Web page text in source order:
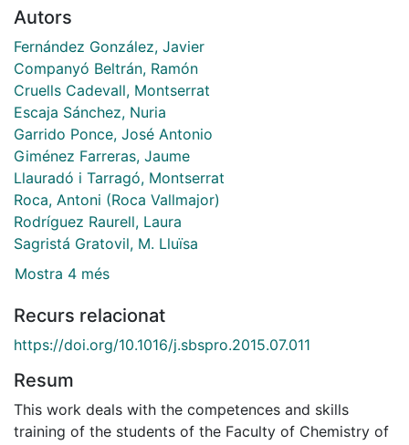
Autors
Fernández González, Javier
Companyó Beltrán, Ramón
Cruells Cadevall, Montserrat
Escaja Sánchez, Nuria
Garrido Ponce, José Antonio
Giménez Farreras, Jaume
Llauradó i Tarragó, Montserrat
Roca, Antoni (Roca Vallmajor)
Rodríguez Raurell, Laura
Sagristá Gratovil, M. Lluïsa
Mostra 4 més
Recurs relacionat
https://doi.org/10.1016/j.sbspro.2015.07.011
Resum
This work deals with the competences and skills
training of the students of the Faculty of Chemistry of